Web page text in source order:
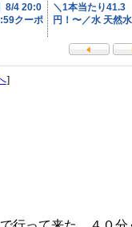
]